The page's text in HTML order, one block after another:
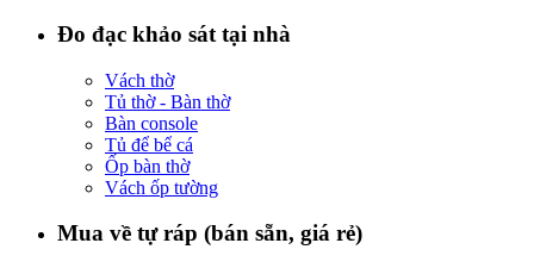
Đo đạc khảo sát tại nhà
Vách thờ
Tủ thờ - Bàn thờ
Bàn console
Tủ để bể cá
Ốp bàn thờ
Vách ốp tường
Mua về tự ráp (bán sẵn, giá rẻ)